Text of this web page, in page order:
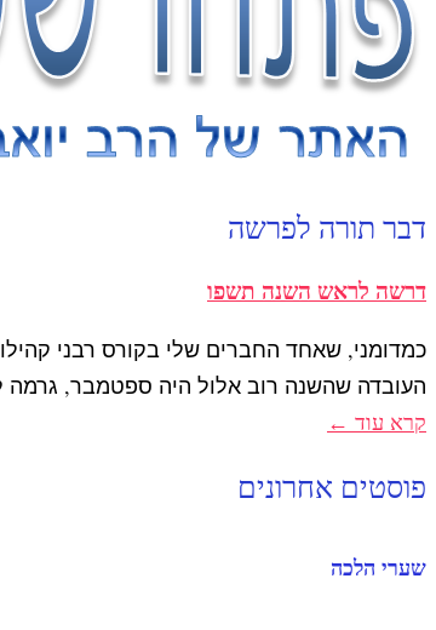
דבר תורה לפרשה
דרשה לראש השנה תשפו
כמדומני, שאחד החברים שלי בקורס רבני
העובדה שהשנה רוב אלול היה ספטמבר, גרמה
קרא עוד ←
פוסטים אחרונים
שערי הלכה